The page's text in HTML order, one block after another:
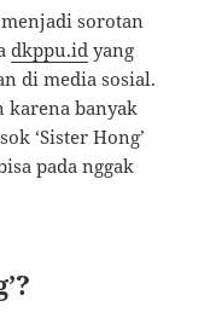
menjadi sorotan
dkppu.id yang
di media sosial.
karena banyak
‘Sister Hong’
pada nggak